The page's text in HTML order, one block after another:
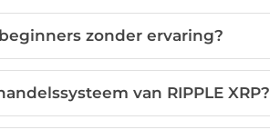
zonder ervaring?
van RIPPLE XRP?